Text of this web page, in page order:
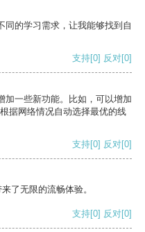
同的学习需求，让我能够找到自
支持[0] 反对[0]
加一些新功能。比如，可以增加
据网络情况自动选择最优的线
支持[0] 反对[0]
了无限的流畅体验。
支持[0] 反对[0]